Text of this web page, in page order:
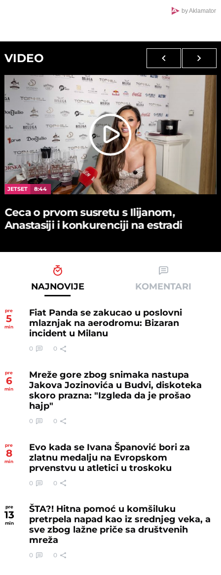
by Aklamator
VIDEO
JETSET 8:44
Ceca o prvom susretu s Ilijanom,
Anastasiji i konkurenciji na estradi
NAJNOVIJE KOMENTARI
pre
5
min
Fiat Panda se zakucao u poslovni
mlaznjak na aerodromu: Bizaran
incident u Milanu
0 0
pre
6
min
Mreže gore zbog snimaka nastupa
Jakova Jozinovića u Budvi, diskoteka
skoro prazna: "Izgleda da je prošao
hajp"
0 0
pre
8
min
Evo kada se Ivana Španović bori za
zlatnu medalju na Evropskom
prvenstvu u atletici u troskoku
0 0
pre
13
min
ŠTA?! Hitna pomoć u komšiluku
pretrpela napad kao iz srednjeg veka, a
sve zbog lažne priče sa društvenih
mreža
0 0